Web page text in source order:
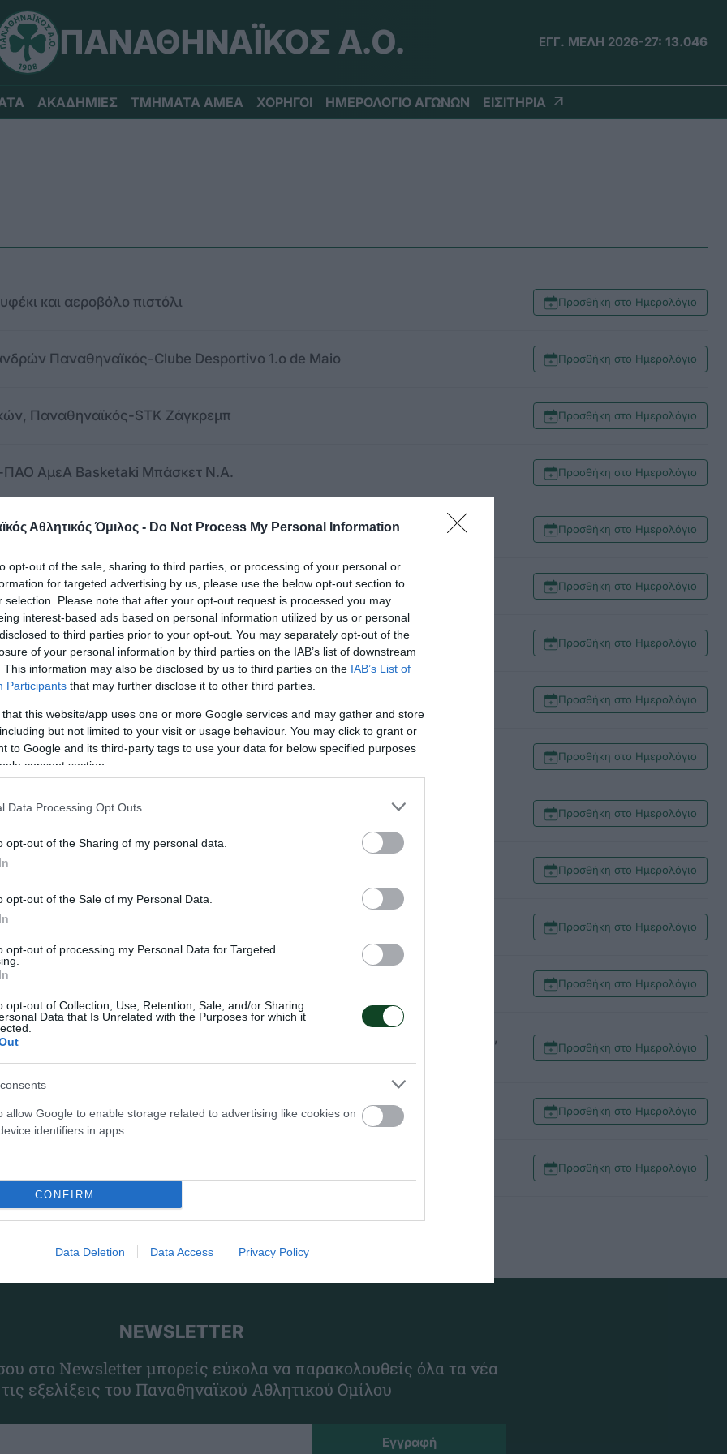
Αθλητικός Όμιλος - Do Not Process My Personal Information
opt-out of the sale, sharing to third parties, or processing of your personal or
for targeted advertising by us, please use the below opt-out section to
selection. Please note that after your opt-out request is processed you may
interest-based ads based on personal information utilized by us or personal
to third parties prior to your opt-out. You may separately opt-out of the
of your personal information by third parties on the IAB’s list of downstream
This information may also be disclosed by us to third parties on the IAB’s List of
Participants that may further disclose it to other third parties.
that this website/app uses one or more Google services and may gather and store
but not limited to your visit or usage behaviour. You may click to grant or
to Google and its third-party tags to use your data for below specified purposes
consent section.
Data Processing Opt Outs
opt-out of the Sharing of my personal data.
opt-out of the Sale of my Personal Data.
opt-out of processing my Personal Data for Targeted
opt-out of Collection, Use, Retention, Sale, and/or Sharing
Data that Is Unrelated with the Purposes for which it
allow Google to enable storage related to advertising like cookies on
identifiers in apps.
CONFIRM
Data Deletion Data Access Privacy Policy
ΠΑΝΑΘΗΝΑΪΚΟΣ Α.Ο. ΕΓΓ. ΜΕΛΗ 2026-27: 13.046
ΑΚΑΔΗΜΙΕΣ ΤΜΗΜΑΤΑ ΑΜΕΑ ΧΟΡΗΓΟΙ ΗΜΕΡΟΛΟΓΙΟ ΑΓΩΝΩΝ ΕΙΣΙΤΗΡΙΑ
και αεροβόλο πιστόλι Προσθήκη στο Ημερολόγιο
Παναθηναϊκός-Clube Desportivo 1.o de Maio Προσθήκη στο Ημερολόγιο
Παναθηναϊκός-STK Ζάγκρεμπ Προσθήκη στο Ημερολόγιο
ΠΑΟ ΑμεΑ Basketaki Μπάσκετ Ν.Α. Προσθήκη στο Ημερολόγιο
Άγιος Νικόλαος 14η αγωνιστική Β΄ Κορασίδες ΕΣΚΑ Προσθήκη στο Ημερολόγιο
ΕΣΚΑ Παίδες Β΄ Προσθήκη στο Ημερολόγιο
Απόλλων Αγίου Δημητρίου 14η αγωνιστική ΕΣΠΑΑΑ Κορίτσια Κ18 (2) Προσθήκη στο Ημερολόγιο
σάλας Κ18 Προσθήκη στο Ημερολόγιο
Παναθηναϊκός-Top Spin TT Academy Andro (MLT) Προσθήκη στο Ημερολόγιο
Παναθηναϊκός-Ονησίλαος Λακαταμιάς Προσθήκη στο Ημερολόγιο
Cretan Gunners Πρωτάθλημα ράγκμπι Προσθήκη στο Ημερολόγιο
4η αγωνιστική μπάσκετ με αμαξίδιο (Livestreaming) Προσθήκη στο Ημερολόγιο
σάλας Κ17 Προσθήκη στο Ημερολόγιο
πρωταθλήματος πόλ με τη συμμετοχή των Παπανικολάου, Γκιουβέτση,
Προσθήκη στο Ημερολόγιο
Μαρούσι 14η αγωνιστική Κορασίδες ΕΣΚΑ Προσθήκη στο Ημερολόγιο
Προσθήκη στο Ημερολόγιο
NEWSLETTER
στο Newsletter μπορείς εύκολα να παρακολουθείς όλα τα νέα
εξελίξεις του Παναθηναϊκού Αθλητικού Ομίλου